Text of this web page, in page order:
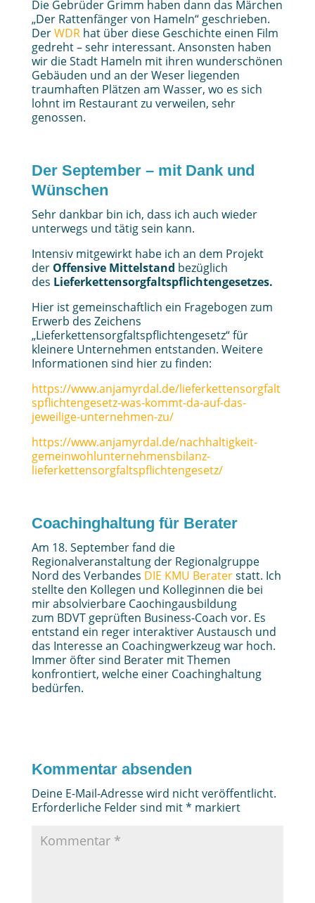
Die Gebrüder Grimm haben dann das Märchen
„Der Rattenfänger von Hameln“ geschrieben.
DerWDRhat über diese Geschichte einen Film
gedreht – sehr interessant. Ansonsten haben
wir die Stadt Hameln mit ihren wunderschönen
Gebäuden und an der Weser liegenden
traumhaften Plätzen am Wasser, wo es sich
lohnt im Restaurant zu verweilen, sehr
genossen.
Der September – mit Dank und
Wünschen
Sehr dankbar bin ich, dass ich auch wieder
unterwegs und tätig sein kann.
Intensiv mitgewirkt habe ich an dem Projekt
der Offensive Mittelstand bezüglich
des Lieferkettensorgfaltspflichtengesetzes.
Hier ist gemeinschaftlich ein Fragebogen zum
Erwerb des Zeichens
„Lieferkettensorgfaltspflichtengesetz“ für
kleinere Unternehmen entstanden. Weitere
Informationen sind hier zu finden:
https://www.anjamyrdal.de/lieferkettensorgfalt
spflichtengesetz-was-kommt-da-auf-das-
jeweilige-unternehmen-zu/
https://www.anjamyrdal.de/nachhaltigkeit-
gemeinwohlunternehmensbilanz-
lieferkettensorgfaltspflichtengesetz/
Coachinghaltung für Berater
Am 18. September fand die
Regionalveranstaltung der Regionalgruppe
Nord des Verbandes DIE KMU Beraterstatt. Ich
stellte den Kollegen und Kolleginnen die bei
mir absolvierbare Caochingausbildung
zum BDVT geprüften Business-Coach vor. Es
entstand ein reger interaktiver Austausch und
das Interesse an Coachingwerkzeug war hoch.
Immer öfter sind Berater mit Themen
konfrontiert, welche einer Coachinghaltung
bedürfen.
Kommentar absenden
Deine E-Mail-Adresse wird nicht veröffentlicht.
Erforderliche Felder sind mit* markiert